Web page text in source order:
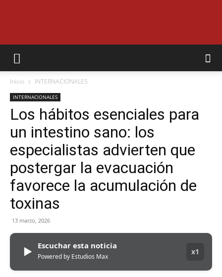
EL
Inicio INTERNACIONALES
INTERNACIONALES
Los hábitos esenciales para
un intestino sano: los
especialistas advierten que
postergar la evacuación
favorece la acumulación de
toxinas
13 marzo, 2026
▶ Escuchar esta noticia
Powered by Estudios Max
x1